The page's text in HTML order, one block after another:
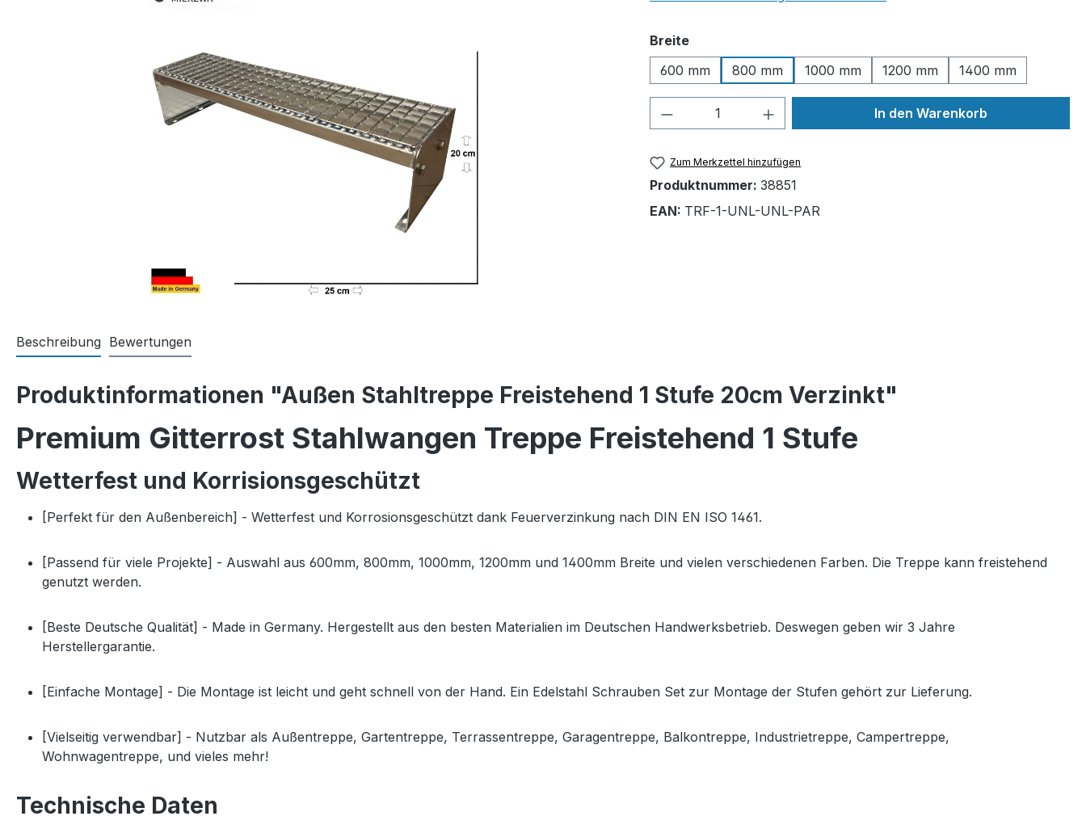
Breiteauswählen
600 mm
800 mm 1000 mm 1200 mm 1400 mm
Produkt Anzahl: Gib den gewünschten Wert
In den Warenkorb
Zum Merkzettel hinzufügen
Produktnummer: 38851
EAN: TRF-1-UNL-UNL-PAR
Beschreibung Bewertungen
Produktinformationen "Außen Stahltreppe Freistehend 1 Stufe 20cm Verzinkt"
Premium Gitterrost Stahlwangen Treppe Freistehend 1 Stufe
Wetterfest und Korrisionsgeschützt
[Perfekt für den Außenbereich] - Wetterfest und Korrosionsgeschützt dank Feuerverzinkung nach DIN EN ISO 1461.
[Passend für viele Projekte] - Auswahl aus 600mm, 800mm, 1000mm, 1200mm und 1400mm Breite und vielen verschiedenen Farben. Die Treppe kann freistehend
genutzt werden.
[Beste Deutsche Qualität] - Made in Germany. Hergestellt aus den besten Materialien im Deutschen Handwerksbetrieb. Deswegen geben wir 3 Jahre
Herstellergarantie.
[Einfache Montage] - Die Montage ist leicht und geht schnell von der Hand. Ein Edelstahl Schrauben Set zur Montage der Stufen gehört zur Lieferung.
[Vielseitig verwendbar] - Nutzbar als Außentreppe, Gartentreppe, Terrassentreppe, Garagentreppe, Balkontreppe, Industrietreppe, Campertreppe,
Wohnwagentreppe, und vieles mehr!
Technische Daten